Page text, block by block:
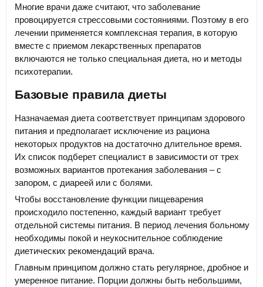
Многие врачи даже считают, что заболевание
провоцируется стрессовыми состояниями. Поэтому в его
лечении применяется комплексная терапия, в которую
вместе с приемом лекарственных препаратов
включаются не только специальная диета, но и методы
психотерапии.
Базовые правила диеты
Назначаемая диета соответствует принципам здорового
питания и предполагает исключение из рациона
некоторых продуктов на достаточно длительное время.
Их список подберет специалист в зависимости от трех
возможных вариантов протекания заболевания – с
запором, с диареей или с болями.
Чтобы восстановление функции пищеварения
происходило постепенно, каждый вариант требует
отдельной системы питания. В период лечения больному
необходимы покой и неукоснительное соблюдение
диетических рекомендаций врача.
Главным принципом должно стать регулярное, дробное и
умеренное питание. Порции должны быть небольшими,